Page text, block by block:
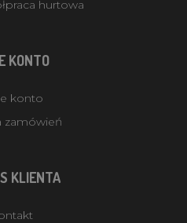
hurtowa
KONTO
konto
zamówień
KLIENTA